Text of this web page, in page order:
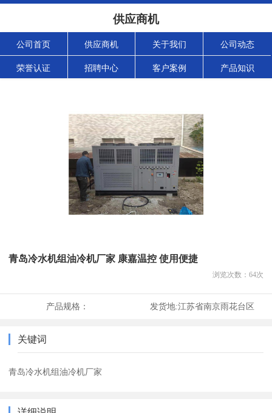
供应商机
公司首页 供应商机 关于我们 公司动态
荣誉认证 招聘中心 客户案例 产品知识
青岛冷水机组油冷机厂家 康嘉温控 使用便捷
浏览次数： 64次
产品规格： 发货地:江苏省南京雨花台区
关键词
青岛冷水机组油冷机厂家